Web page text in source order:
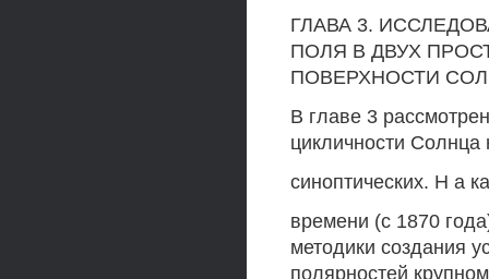
ГЛАВА 3.
ПОЛЯ В ДВУХ
ПОВЕРХНОСТИ
В главе 3
цикличности
синоптических. Н а
времени (с 1870
методики создания
полярностей